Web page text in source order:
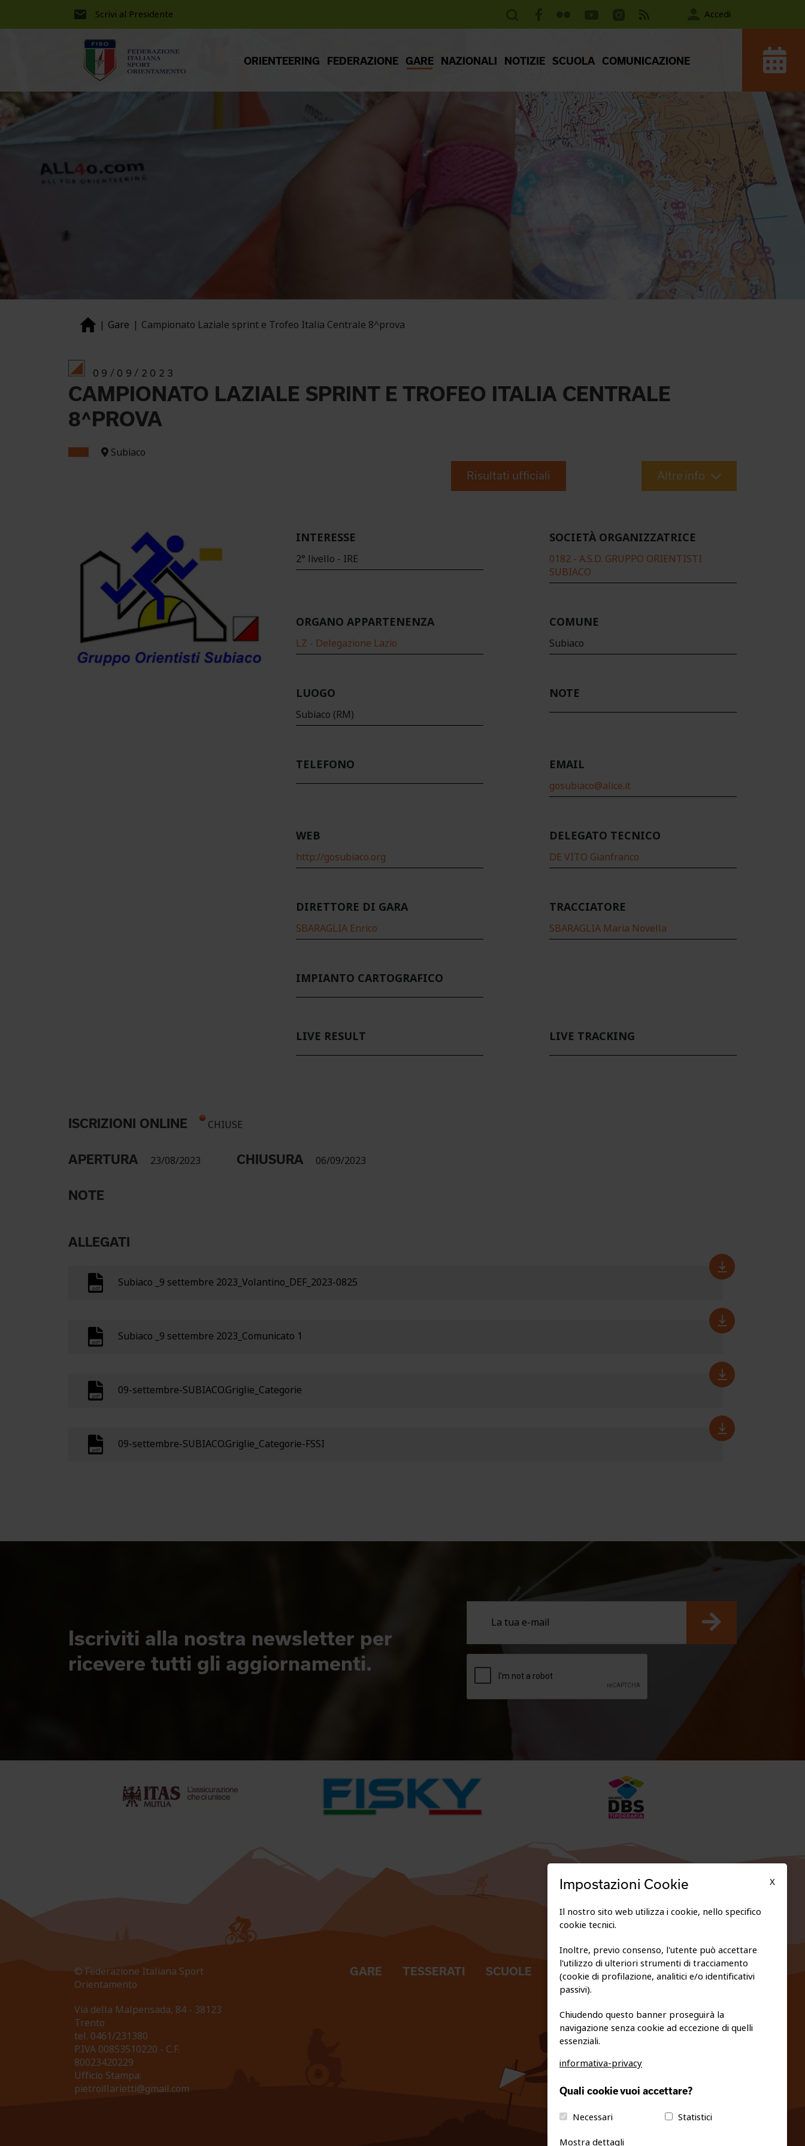
Scrivi al Presidente Accedi
ORIENTEERING FEDERAZIONE GARE NAZIONALI NOTIZIE SCUOLA COMUNICAZIONE
Gare Campionato Laziale sprint e Trofeo Italia Centrale 8^prova
09/09/2023
CAMPIONATO LAZIALE SPRINT E TROFEO ITALIA CENTRALE
8^PROVA
Subiaco
Risultati ufficiali Altre info
INTERESSE
2° livello - IRE
SOCIETÀ ORGANIZZATRICE
0182 - A.S.D. GRUPPO ORIENTISTI
SUBIACO
ORGANO APPARTENENZA
LZ - Delegazione Lazio
COMUNE
Subiaco
LUOGO
Subiaco (RM)
NOTE
TELEFONO EMAIL
gosubiaco@alice.it
WEB
http://gosubiaco.org
DELEGATO TECNICO
DE VITO Gianfranco
DIRETTORE DI GARA
SBARAGLIA Enrico
TRACCIATORE
SBARAGLIA Maria Novella
IMPIANTO CARTOGRAFICO
LIVE RESULT LIVE TRACKING
ISCRIZIONI ONLINE CHIUSE
APERTURA 23/08/2023 CHIUSURA 06/09/2023
NOTE
ALLEGATI
Subiaco _9 settembre 2023_Volantino_DEF_2023-0825
Subiaco _9 settembre 2023_Comunicato 1
09-settembre-SUBIACO.Griglie_Categorie
09-settembre-SUBIACO.Griglie_Categorie-FSSI
Iscriviti alla nostra newsletter per
ricevere tutti gli aggiornamenti.
© Federazione Italiana Sport
Orientamento
Via della Malpensada, 84 - 38123
Trento
tel. 0461/231380
P.IVA 00853510220 - C.F.
80023420229
Ufficio Stampa:
pietroillarietti@gmail.com
GARE TESSERATI SCUOLE
FEDERAZIONE TRASPARENTE
PRIVACY E COOKIE POLICY
info@fiso.it |fiso@pec-mail.eu
X
Impostazioni Cookie
Il nostro sito web utilizza i cookie, nello specifico
cookie tecnici.
Inoltre, previo consenso, l'utente può accettare
l'utilizzo di ulteriori strumenti di tracciamento
(cookie di profilazione, analitici e/o identificativi
passivi).
Chiudendo questo banner proseguirà la
navigazione senza cookie ad eccezione di quelli
essenziali.
informativa-privacy
Quali cookie vuoi accettare?
Necessari
Statistici
Mostra dettagli